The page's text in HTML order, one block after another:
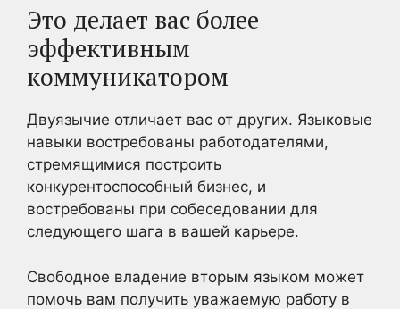
Это делает вас более
эффективным
коммуникатором
Двуязычие отличает вас от других. Языковые
навыки востребованы работодателями,
стремящимися построить
конкурентоспособный бизнес, и
востребованы при собеседовании для
следующего шага в вашей карьере.
Свободное владение вторым языком может
помочь вам получить уважаемую работу в